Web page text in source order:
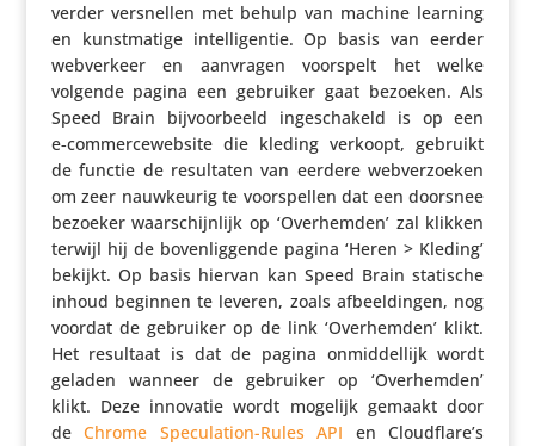
verder versnellen met behulp van machine learning
en kunst­ma­tige intel­li­gentie. Op basis van eerder
webver­keer en aanvragen voorspelt het welke
volgende pagina een gebruiker gaat bezoeken. Als
Speed Brain bijvoor­beeld inge­scha­keld is op een
e‑commercewebsite die kleding verkoopt, gebruikt
de functie de resul­taten van eerdere webver­zoeken
om zeer nauw­keurig te voor­spellen dat een doorsnee
bezoeker waar­schijn­lijk op ‘Over­hemden’ zal klikken
terwijl hij de boven­lig­gende pagina ‘Heren > Kleding’
bekijkt. Op basis hiervan kan Speed Brain statische
inhoud beginnen te leveren, zoals afbeel­dingen, nog
voordat de gebruiker op de link ‘Over­hemden’ klikt.
Het resultaat is dat de pagina onmid­del­lijk wordt
geladen wanneer de gebruiker op ‘Over­hemden’
klikt. Deze innovatie wordt mogelijk gemaakt door
deChrome Specu­la­tion-Rules API en Cloudflare’s